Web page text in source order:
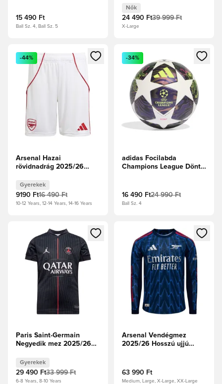
15 490 Ft
Ball Sz. 4, Ball Sz. 5
Nők
24 490 Ft39 999 Ft
X-Large
Megnyit egy modált a bejelentkezéshez vagy a tagként
-44%
Arsenal Hazai
rövidnadrág 2025/26
Gyerekek
9190 Ft16 490 Ft
10-12 Years, 12-14 Years, 14-16 Years
Megnyit egy modált a
-34%
adidas Focilabda
Champions League Döntő
Sötétlila/Fehér/Napsárga
16 490 Ft24 990 Ft
Ball Sz. 4
Megnyit egy modált a bejelentkezéshez vagy a tagként
Paris Saint-Germain
Negyedik mez 2025/26
Gyerekek
29 490 Ft33 999 Ft
6-8 Years, 8-10 Years
Megnyit egy modált a
Arsenal Vendégmez
2025/26 Hosszú ujjú
63 990 Ft
Medium, Large, X-Large, XX-Large